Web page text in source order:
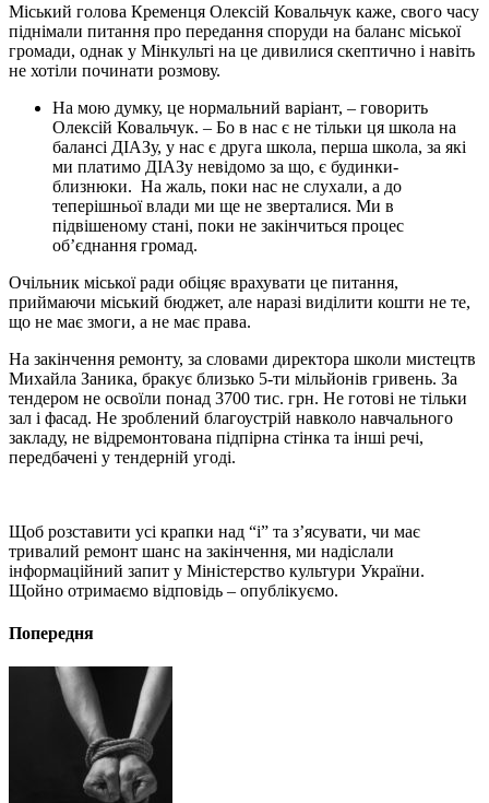
Міський голова Кременця Олексій Ковальчук каже, свого часу
піднімали питання про передання споруди на баланс міської
громади, однак у Мінкульті на це дивилися скептично і навіть
не хотіли починати розмову.
На мою думку, це нормальний варіант, – говорить
Олексій Ковальчук. – Бо в нас є не тільки ця школа на
балансі ДІАЗу, у нас є друга школа, перша школа, за які
ми платимо ДІАЗу невідомо за що, є будинки-
близнюки. На жаль, поки нас не слухали, а до
теперішньої влади ми ще не зверталися. Ми в
підвішеному стані, поки не закінчиться процес
об’єднання громад.
Очільник міської ради обіцяє врахувати це питання,
приймаючи міський бюджет, але наразі виділити кошти не те,
що не має змоги, а не має права.
На закінчення ремонту, за словами директора школи мистецтв
Михайла Заника, бракує близько 5-ти мільйонів гривень. За
тендером не освоїли понад 3700 тис. грн. Не готові не тільки
зал і фасад. Не зроблений благоустрій навколо навчального
закладу, не відремонтована підпірна стінка та інші речі,
передбачені у тендерній угоді.
Щоб розставити усі крапки над “і” та з’ясувати, чи має
тривалий ремонт шанс на закінчення, ми надіслали
інформаційний запит у Міністерство культури України.
Щойно отримаємо відповідь – опублікуємо.
Попередня